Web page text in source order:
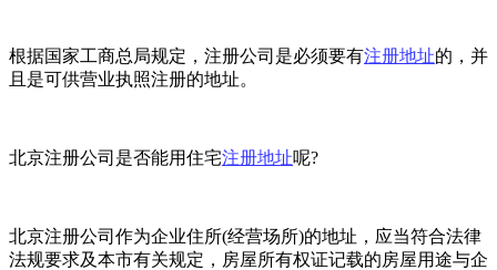
根据国家工商总局规定，注册公司是必须要有注册地址的，并
且是可供营业执照注册的地址。
北京注册公司是否能用住宅注册地址呢?
北京注册公司作为企业住所(经营场所)的地址，应当符合法律
法规要求及本市有关规定，房屋所有权证记载的房屋用途与企